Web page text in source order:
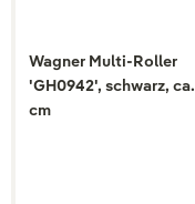
Wagner Multi-Roller
'GH0942', schwarz,
cm